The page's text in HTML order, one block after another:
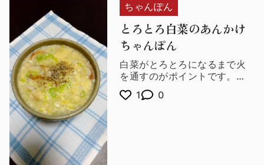
ちゃんぽん
とろとろ白菜のあんかけ
ちゃんぽん
白菜がとろとろになるまで火
を通すのがポイントです。
スープをあんかけにしている
ので麺と絡まって、旨味をよ
1 0